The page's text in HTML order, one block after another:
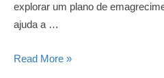
explorar um plano de
ajuda a …
Plano
Read More »